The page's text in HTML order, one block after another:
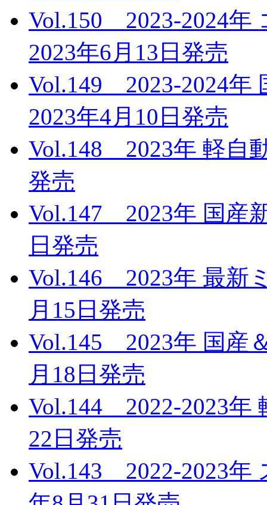
Vol.150 2023-2024
2023年6月13日発売
Vol.149 2023-2024
2023年4月10日発売
Vol.148 2023年 軽自
発売
Vol.147 2023年 国産
日発売
Vol.146 2023年 最新
月15日発売
Vol.145 2023年 国産
月18日発売
Vol.144 2022-2023年
22日発売
Vol.143 2022-2023